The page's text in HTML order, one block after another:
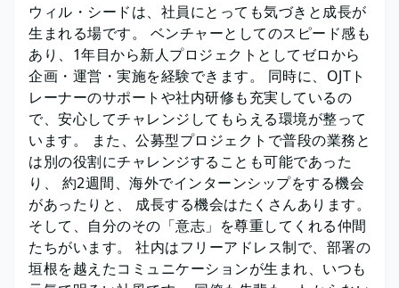
ウィル・シードは、社員にとっても気づきと成長が
生まれる場です。 ベンチャーとしてのスピード感も
あり、1年目から新人プロジェクトとしてゼロから
企画・運営・実施を経験できます。 同時に、OJTト
レーナーのサポートや社内研修も充実しているの
で、安心してチャレンジしてもらえる環境が整って
います。 また、公募型プロジェクトで普段の業務と
は別の役割にチャレンジすることも可能であった
り、 約2週間、海外でインターンシップをする機会
があったりと、 成長する機会はたくさんあります。
そして、自分のその「意志」を尊重してくれる仲間
たちがいます。 社内はフリーアドレス制で、部署の
垣根を越えたコミュニケーションが生まれ、いつも